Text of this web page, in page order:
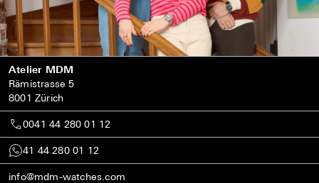
Atelier MDM
Rämistrasse 5
8001 Zürich
0041 44 280 01 12
41 44 280 01 12
info@mdm-watches.com